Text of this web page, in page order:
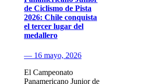
de Ciclismo de Pista
2026: Chile conquista
el tercer lugar del
medallero
— 16 mayo, 2026
El Campeonato
Panamericano Junior de